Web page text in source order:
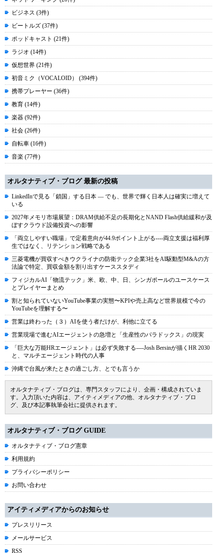
ビジネス (3件)
ビートルズ (37件)
ポッドキャスト (21件)
ラジオ (14件)
仮想世界 (21件)
初音ミク（VOCALOID） (394件)
携帯プレーヤー (36件)
教育 (14件)
楽器 (92件)
社会 (26件)
自転車 (16件)
音楽 (77件)
オルタナティブ・ブログ 最新の投稿
LinkedInで見る「鎖国」する日本 ― でも、世界で輝く日本人は確実に増えて
いる
2027年メモリ市場展望：DRAM供給不足の長期化とNAND Flash供給緩和が及
ぼすクラウド設備投資への影響
「両立しやすい職場」で定着意向が44.9ポイント上がる----両立支援は福利厚
生ではなく、リテンション戦略である
三菱電機が買収すべきウクライナの防衛テック企業3社をAI駆動型M&Aの方
法論で特定、買収金額を割り出すケーススタディ
フィジカルAI「物流テック」米、欧、中、日、シンガポールのユースケース
とプレイヤーまとめ
割と知られていないYouTube事業の実態〜KPIや売上高など世界規模で今の
YouTubeを理解する〜
営業は終わった（３）AIを使う者だけが、利他に立てる
営業現場で進むAIエージェントの急増と「生産性のパラドックス」の現実
「巨大な万能HRエージェント」は必ず失敗する----Josh Bersinが描くHR 2030
と、マルチエージェント時代の人事
沖縄で台風が来たときの過ごし方、とでも言うか
オルタナティブ・ブログは、専門スタッフにより、企画・構成されていま
す。入力頂いた内容は、アイティメディアの他、オルタナティブ・ブロ
グ、及び本記事執筆会社に提供されます。
オルタナティブ・ブログ GUIDE
オルタナティブ・ブログ憲章
利用規約
プライバシーポリシー
お問い合わせ
アイティメディアからのお知らせ
プレスリリース
メールサービス
RSS